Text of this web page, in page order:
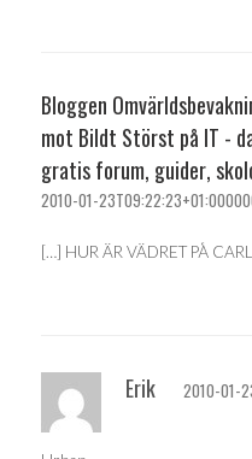
Bloggen
mot Bildt Störst på IT -
gratis forum, guider,
2010-01-
[…] HUR ÄR VÄDRET PÅ
Erik 2010-01-